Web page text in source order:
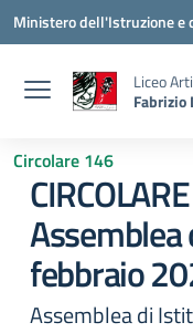
Vai ai contenuti
Vai al menu di navigazione
Vai al footer
Ministero dell'Istruzione e
Liceo
Fabrizio
Circolare 146
febbraio
Assemblea di